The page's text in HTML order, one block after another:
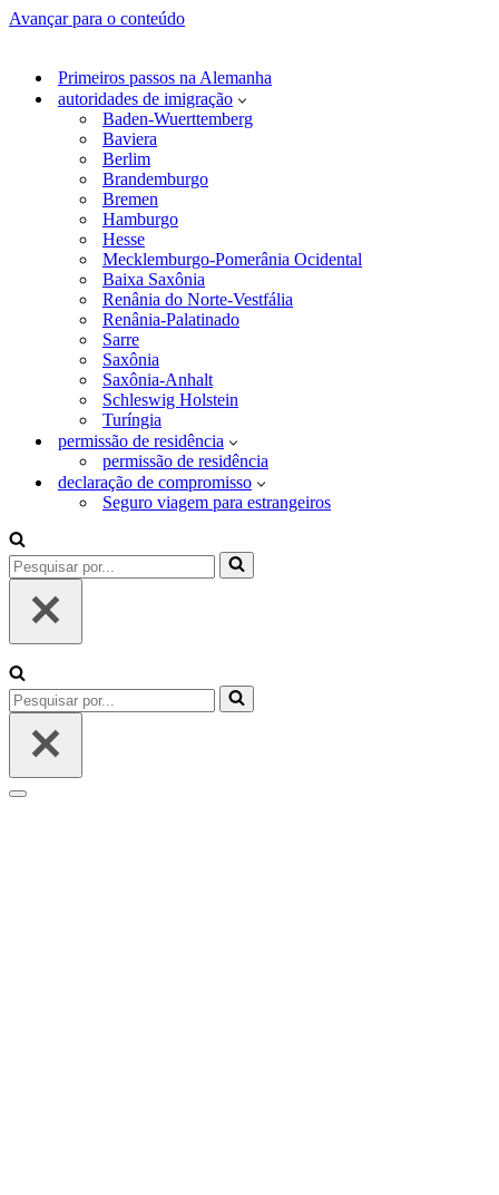
Avançar para o conteúdo
Primeiros passos na Alemanha
autoridades de imigração
Baden-Wuerttemberg
Baviera
Berlim
Brandemburgo
Bremen
Hamburgo
Hesse
Mecklemburgo-Pomerânia Ocidental
Baixa Saxônia
Renânia do Norte-Vestfália
Renânia-Palatinado
Sarre
Saxônia
Saxônia-Anhalt
Schleswig Holstein
Turíngia
permissão de residência
permissão de residência
declaração de compromisso
Seguro viagem para estrangeiros
Pesquisar
por...
Pesquisar
por...
Menu